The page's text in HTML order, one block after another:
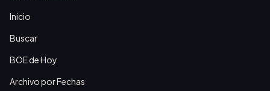
Inicio
Buscar
BOE de Hoy
Archivo por Fechas